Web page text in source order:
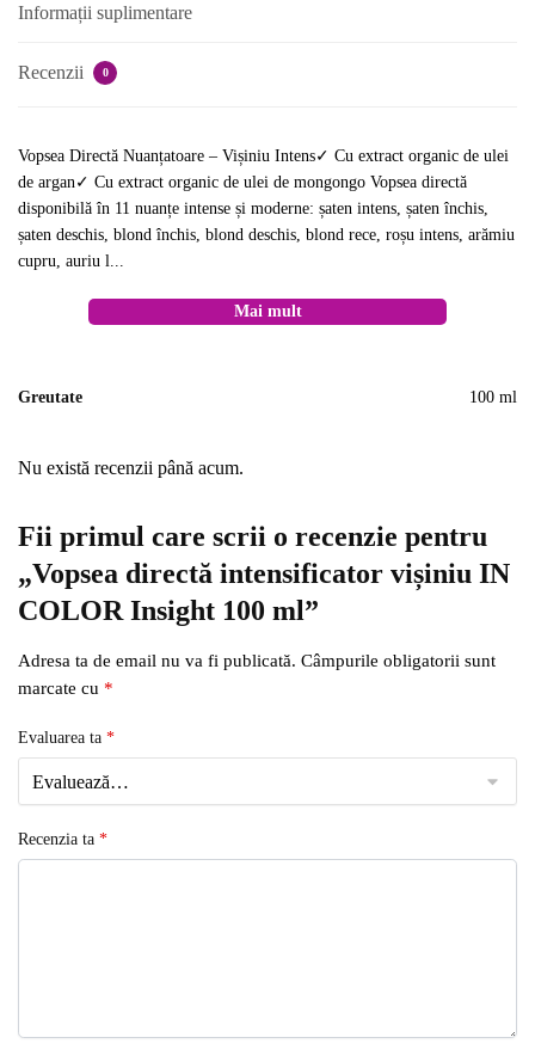
Informații suplimentare
Recenzii 0
Vopsea Directă Nuanțatoare – Vișiniu Intens✓ Cu extract organic de ulei
de argan✓ Cu extract organic de ulei de mongongo Vopsea directă
disponibilă în 11 nuanțe intense și moderne: șaten intens, șaten închis,
șaten deschis, blond închis, blond deschis, blond rece, roșu intens, arămiu
cupru, auriu l...
Mai mult
Greutate 100 ml
Nu există recenzii până acum.
Fii primul care scrii o recenzie pentru
„Vopsea directă intensificator vișiniu IN
COLOR Insight 100 ml”
Adresa ta de email nu va fi publicată. Câmpurile obligatorii sunt
marcate cu *
Evaluarea ta *
Recenzia ta *